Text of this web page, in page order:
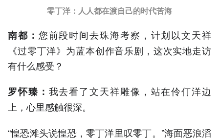
零丁洋：人人都在渡自己的时代苦海
南都 ： 您前段时间去珠海考察，计划以文天祥
《过零丁洋》为蓝本创作音乐剧，这次实地走访
有什么感受？
罗怀臻： 我去看了文天祥雕像，站在伶仃洋边
上，心里感触很深。
“惶恐滩头说惶恐，零丁洋里叹零丁。”海面恶浪滔